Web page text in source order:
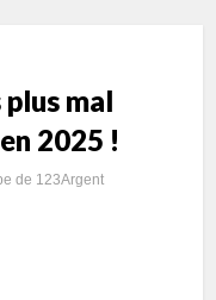
mal
2025 !
de 123Argent